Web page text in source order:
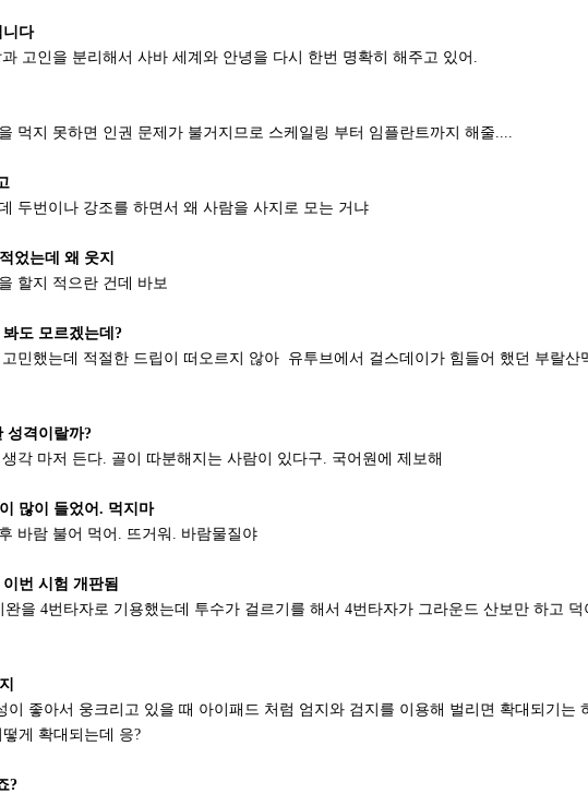
니다
고인을 분리해서 사바 세계와 안녕을 다시 한번 명확히 해주고 있어.
먹지 못하면 인권 문제가 불거지므로 스케일링 부터 임플란트까지 해줄....
두번이나 강조를 하면서 왜 사람을 사지로 모는 거냐
었는데 왜 웃지
할지 적으란 건데 바보
도 모르겠는데?
민했는데 적절한 드립이 떠오르지 않아 유투브에서 걸스데이가 힘들어 했던 부랄산
성격이랄까?
각 마저 든다. 골이 따분해지는 사람이 있다구. 국어원에 제보해
많이 들었어. 먹지마
바람 불어 먹어. 뜨거워. 바람물질야
번 시험 개판됨
을 4번타자로 기용했는데 투수가 걸르기를 해서 4번타자가 그라운드 산보만 하고 덕
이 좋아서 웅크리고 있을 때 아이패드 처럼 엄지와 검지를 이용해 벌리면 확대되기는
게 확대되는데 응?
?